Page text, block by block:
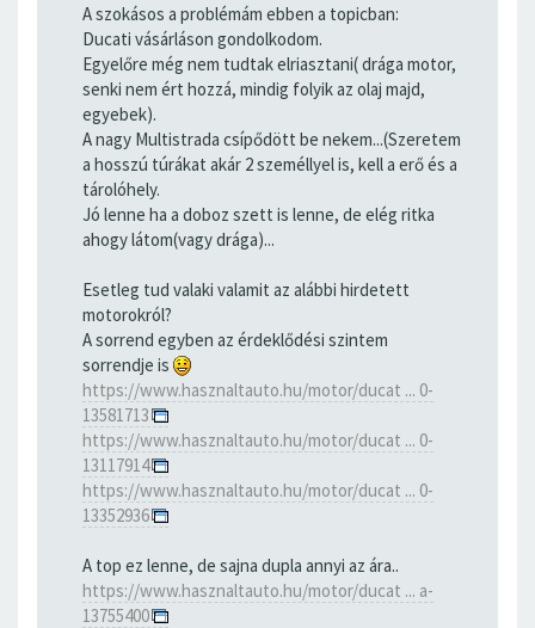
A szokásos a problémám ebben a topicban:
Ducati vásárláson gondolkodom.
Egyelőre még nem tudtak elriasztani( drága motor,
senki nem ért hozzá, mindig folyik az olaj majd,
egyebek).
A nagy Multistrada csípődött be nekem...(Szeretem
a hosszú túrákat akár 2 személlyel is, kell a erő és a
tárolóhely.
Jó lenne ha a doboz szett is lenne, de elég ritka
ahogy látom(vagy drága)...
Esetleg tud valaki valamit az alábbi hirdetett
motorokról?
A sorrend egyben az érdeklődési szintem
sorrendje is
https://www.hasznaltauto.hu/motor/ducat ... 0-
13581713
https://www.hasznaltauto.hu/motor/ducat ... 0-
13117914
https://www.hasznaltauto.hu/motor/ducat ... 0-
13352936
A top ez lenne, de sajna dupla annyi az ára..
https://www.hasznaltauto.hu/motor/ducat ... a-
13755400